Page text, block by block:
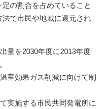
の割合を占めていること
で市民や地域に還元され
量を2030年度に2013年度
室効果ガス削減に向けて制
実施する市民共同発電所に